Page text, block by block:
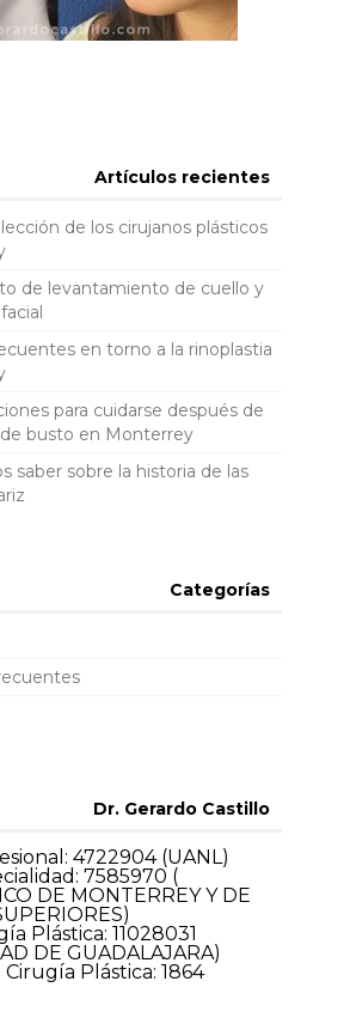
Artículos recientes
de los cirujanos plásticos
de levantamiento de cuello y
en torno a la rinoplastia
para cuidarse después de
busto en Monterrey
saber sobre la historia de las
Categorías
Dr. Gerardo Castillo
4722904 (UANL)
7585970 (
DE MONTERREY Y DE
Plástica: 11028031
DE GUADALAJARA)
Plástica: 1864